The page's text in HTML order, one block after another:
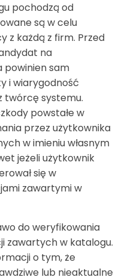
pochodzą od
są w celu
z każdą z firm. Przed
na
sam
i wiarygodność
twórcę systemu.
powstałe w
przez użytkownika
w imieniu własnym
jeżeli użytkownik
się w
zawartymi w
do weryfikowania
zawartych w katalogu.
o tym, że
lub nieaktualne